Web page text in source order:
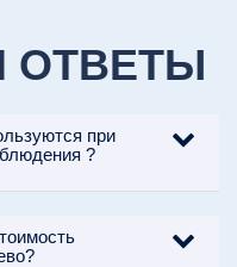
ОТВЕТЫ
при
?